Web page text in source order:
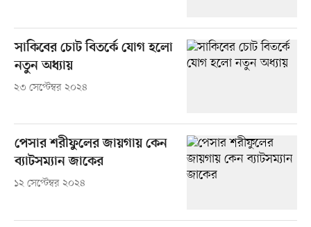
সাকিবের চোট বিতর্কে যোগ হলো
নতুন অধ্যায়
২৩ সেপ্টেম্বর ২০২৪
পেসার শরীফুলের জায়গায় কেন
ব্যাটসম্যান জাকের
১২ সেপ্টেম্বর ২০২৪